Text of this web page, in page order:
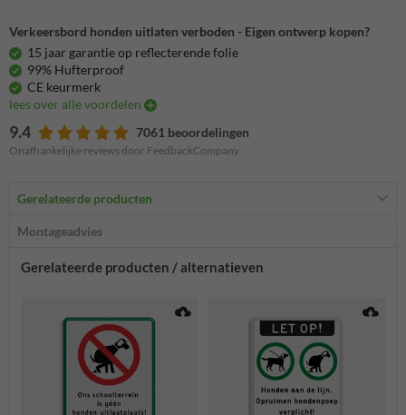
Verkeersbord honden uitlaten verboden - Eigen ontwerp kopen?
15 jaar garantie op reflecterende folie
99% Hufterproof
CE keurmerk
lees over alle voordelen
9.4 7061 beoordelingen
Onafhankelijke reviews door FeedbackCompany
Gerelateerde producten
Montageadvies
Gerelateerde producten / alternatieven